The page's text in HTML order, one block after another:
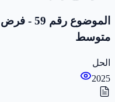
متوسط
الحل
2025